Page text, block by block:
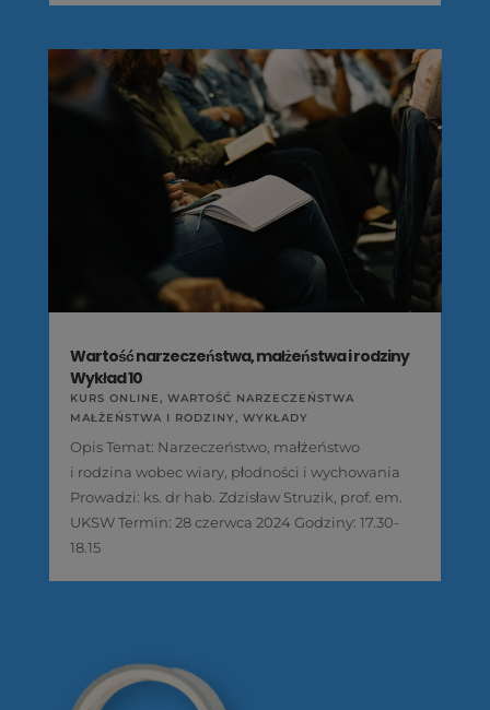
Wartość narzeczeństwa, małżeństwa i rodziny
Wykład 10
KURS ONLINE, WARTOŚĆ NARZECZEŃSTWA
MAŁŻEŃSTWA I RODZINY, WYKŁADY
Opis Temat: Narzeczeństwo, małżeństwo
i rodzina wobec wiary, płodności i wychowania
Prowadzi: ks. dr hab. Zdzisław Struzik, prof. em.
UKSW Termin: 28 czerwca 2024 Godziny: 17.30-
18.15